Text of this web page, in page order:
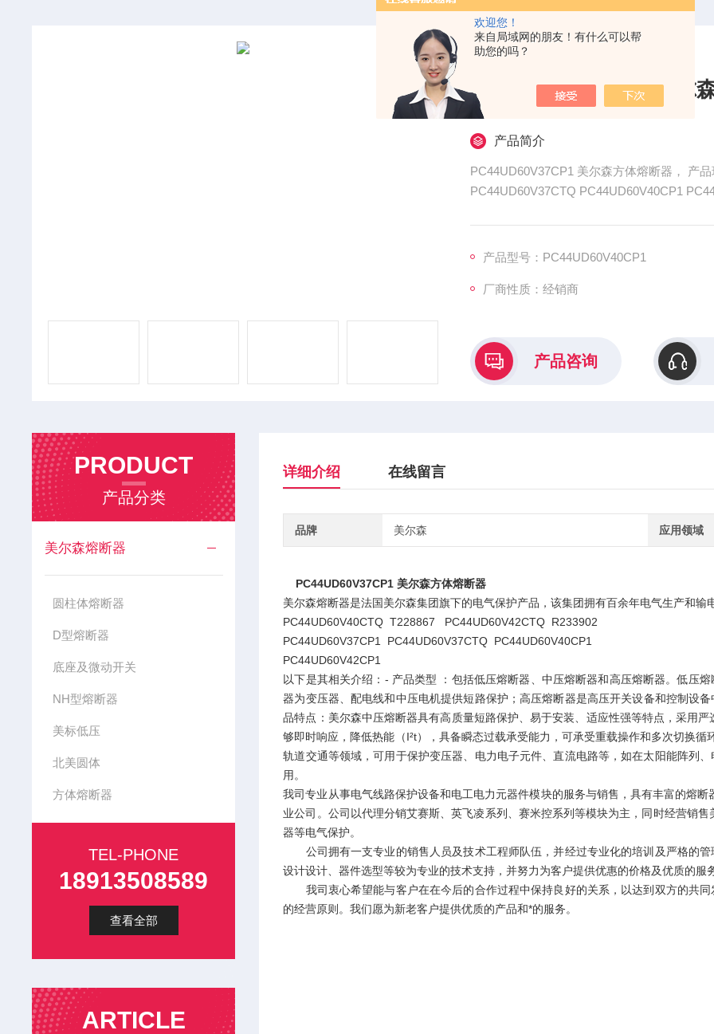
欢迎您！
来自局域网的朋友！有什么可以帮
助您的吗？
PC44UD60V37CP1 美尔
产品简介
PC44UD60V37CP1 美尔森方体熔断器， 产
PC44UD60V37CTQ PC44UD60V40CP1
产品型号：PC44UD60V40CP1
厂商性质：经销商
产品咨询
PRODUCT
产品分类
美尔森熔断器
圆柱体熔断器
D型熔断器
底座及微动开关
NH型熔断器
美标低压
北美圆体
方体熔断器
TEL-PHONE
18913508589
查看全部
ARTICLE
详细介绍 在线留言
品牌 美尔森 应用领域
PC44UD60V37CP1 美尔森方体熔断器
美尔森熔断器是法国美尔森集团旗下的电气保护产品，该集团拥有百余年电气生产和输
PC44UD60V40CTQ T228867 PC44UD60V42CTQ R233902
PC44UD60V37CP1 PC44UD60V37CTQ PC44UD60V40CP1
PC44UD60V42CP1
以下是其相关介绍：- 产品类型 ：包括低压熔断器、中压熔断器和高压熔断器。低压
器为变压器、配电线和中压电机提供短路保护；高压熔断器是高压开关设备和控制设
品特点：美尔森中压熔断器具有高质量短路保护、易于安装、适应性强等特点，采用
够即时响应，降低热能（I²t），具备瞬态过载承受能力，可承受重载操作和多次切换
轨道交通等领域，可用于保护变压器、电力电子元件、直流电路等，如在太阳能阵列
用。
我司专业从事电气线路保护设备和电工电力元器件模块的服务与销售，具有丰富的熔
业公司。公司以代理分销艾赛斯、英飞凌系列、赛米控系列等模块为主，同时经营销
器等电气保护。
公司拥有一支专业的销售人员及技术工程师队伍，并经过专业化的培训及严格的管
设计设计、器件选型等较为专业的技术支持，并努力为客户提供优惠的价格及优质的服
我司衷心希望能与客户在在今后的合作过程中保持良好的关系，以达到双方的共同
的经营原则。我们愿为新老客户提供优质的产品和*的服务。